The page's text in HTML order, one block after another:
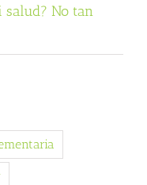
salud? No tan